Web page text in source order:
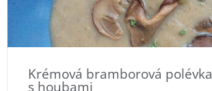
Krémová bramborová polévka
s houbami